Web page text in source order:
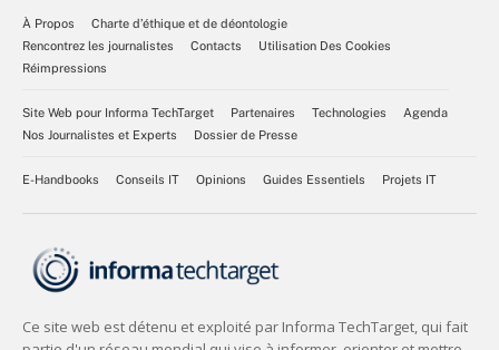
À Propos
Charte d’éthique et de déontologie
Rencontrez les journalistes
Contacts
Utilisation Des Cookies
Réimpressions
Site Web pour Informa TechTarget Partenaires Technologies
Agenda
Nos Journalistes et Experts
Dossier de Presse
E-Handbooks Conseils IT Opinions Guides Essentiels Projets IT